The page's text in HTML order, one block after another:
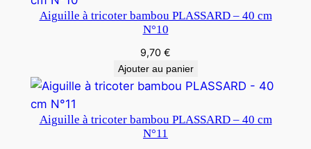
Aiguille à tricoter bambou PLASSARD – 40 cm
N°10
9,70 €
Ajouter au panier
Aiguille à tricoter bambou PLASSARD – 40 cm
N°11